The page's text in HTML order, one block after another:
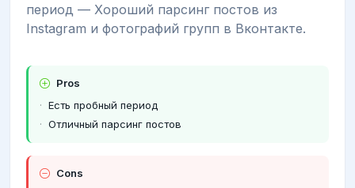
период — Хороший парсинг постов из
Instagram и фотографий групп в Вконтакте.
Pros
Есть пробный период
Отличный парсинг постов
Cons